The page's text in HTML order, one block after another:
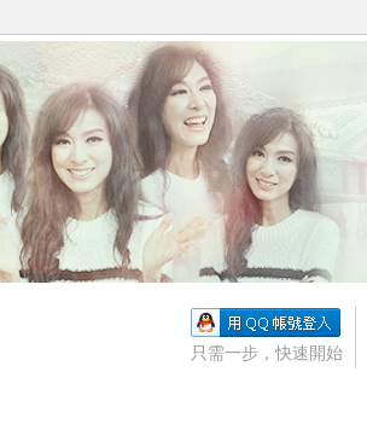
只需一步，快速開始